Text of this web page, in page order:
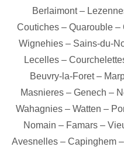
Berlaimont–
Coutiches – Quarouble –
Wignehies– Sains-du-
Lecelles–
Beuvry-la-Foret–
Masnieres– Genech –
Wahagnies – Watten –
Nomain – Famars –
Avesnelles – Capinghem –